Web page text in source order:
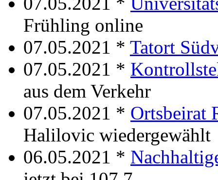
Frühling online
07.05.2021 * Tatort
07.05.2021 *
aus dem Verkehr
07.05.2021 * Ortsbeirat
Halilovic wiedergewählt
06.05.2021 *